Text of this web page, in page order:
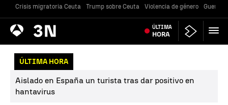
Crisis migratoria Ceuta Trump sobre Ceuta Violencia de género Guerra
Antena
3 Noticias ÚLTIMA
HORA
ÚLTIMA HORA
Aislado en España un turista tras dar positivo en
hantavirus